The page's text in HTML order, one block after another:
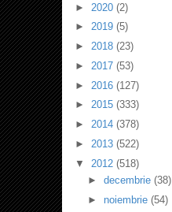
► 2020 (2)
► 2019 (5)
► 2018 (23)
► 2017 (53)
► 2016 (127)
► 2015 (333)
► 2014 (378)
► 2013 (522)
▼ 2012 (518)
► decembrie (38)
► noiembrie (54)